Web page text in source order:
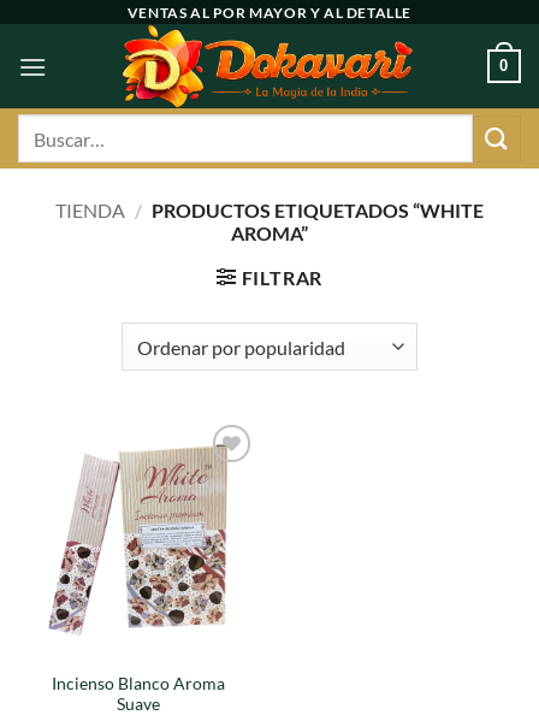
contenido
VENTAS AL POR MAYOR Y AL DETALLE
0
TIENDA / PRODUCTOS ETIQUETADOS “WHITE
AROMA”
FILTRAR
Agregar
a
favoritos
Incienso Blanco Aroma
Suave